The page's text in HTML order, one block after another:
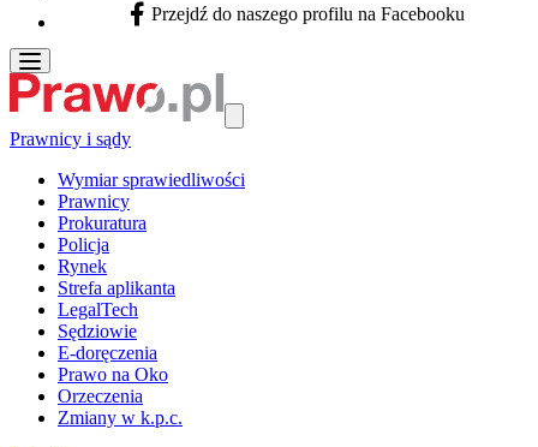
Facebook - otwiera się w nowej karcie
Przejdź do naszego profilu na Facebooku
Prawnicy i sądy
Wymiar sprawiedliwości
Prawnicy
Prokuratura
Policja
Rynek
Strefa aplikanta
LegalTech
Sędziowie
E-doręczenia
Prawo na Oko
Orzeczenia
Zmiany w k.p.c.